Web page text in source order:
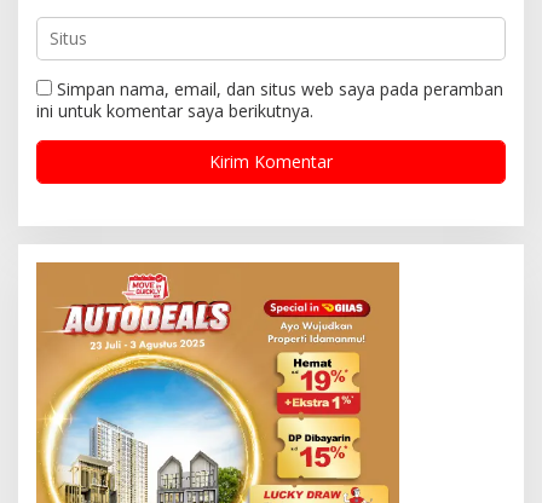
Simpan nama, email, dan situs web saya pada peramban
ini untuk komentar saya berikutnya.